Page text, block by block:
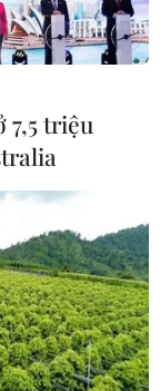
mạng
quốc gia
hoạt động như
mô lớn, hội
cho cuộc
7,5 triệu